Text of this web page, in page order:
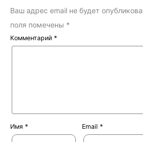
Ваш адрес email не будет
поля помечены *
Комментарий *
Имя * Email *